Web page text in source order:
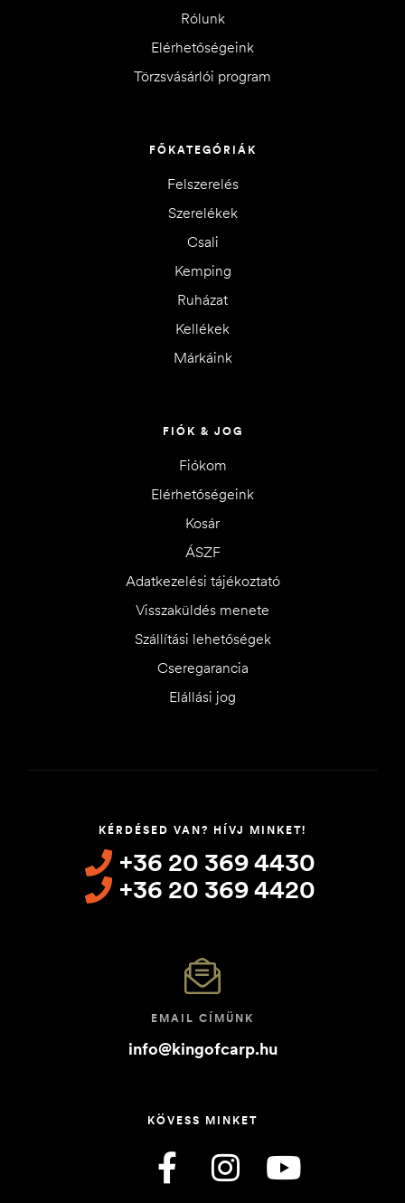
Rólunk
Elérhetőségeink
Törzsvásárlói program
FŐKATEGÓRIÁK
Felszerelés
Szerelékek
Csali
Kemping
Ruházat
Kellékek
Márkáink
FIÓK & JOG
Fiókom
Elérhetőségeink
Kosár
ÁSZF
Adatkezelési tájékoztató
Visszaküldés menete
Szállítási lehetőségek
Cseregarancia
Elállási jog
KÉRDÉSED VAN? HÍVJ MINKET!
+36 20 369 4430
+36 20 369 4420
EMAIL CÍMÜNK
info@kingofcarp.hu
KÖVESS MINKET